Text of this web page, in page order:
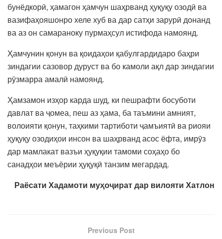
бунёдкорӣ, ҳамагон ҳамчун шаҳрванд ҳуқуқу озодӣ ва
вазифаҳояшонро хеле хуб ва дар сатҳи зарурӣ донанд
ва аз он самараноку пурмаҳсул истифода намоянд.
Ҳамчунин қонун ва қоидаҳои қабулгардидаро баҳри
зиндагии сазовор дуруст ва бо камоли ақл дар зиндагии
рӯзмарра амалӣ намоянд.
Ҳамзамон изҳор карда шуд, ки пешрафти босуботи
давлат ва ҷомеа, пеш аз ҳама, ба таъмини амният,
волоияти қонун, таҳкими тартиботи ҷамъиятӣ ва риояи
ҳуқуқу озодиҳои инсон ва шаҳрванд асос ёфта, имрӯз
дар мамлакат вазъи ҳуқуқии тамоми соҳаҳо бо
санадҳои меъёрии ҳуқуқӣ танзим мегардад.
Раёсати Хадамоти муҳоҷират дар вилояти Хатлон
Previous Post